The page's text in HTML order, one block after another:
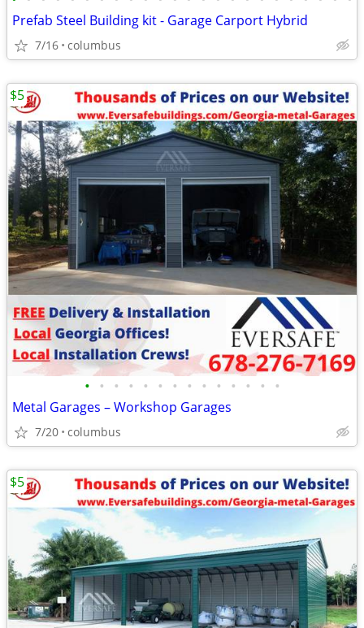
Prefab Steel Building kit - Garage Carport Hybrid
7/16 columbus
• • • • • • • • • • • • • •
Metal Garages – Workshop Garages
7/20 columbus
$5
$5